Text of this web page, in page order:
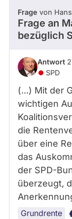
Frage von Hans
Frage an
bezüglich
Antwort
SPD
(...) Mit der
wichtigen
die
über eine
das
der SPD-
überzeugt,
Grundrente